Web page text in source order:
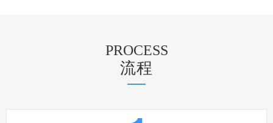
PROCESS
流程